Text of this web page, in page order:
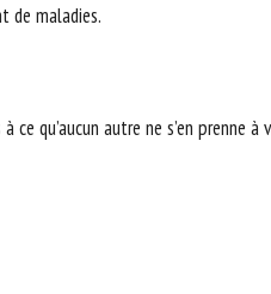
de maladies.
qu’aucun autre ne s’en prenne